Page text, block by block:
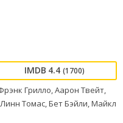
4.4 (1700)
Грилло, Аарон Твейт,
Томас, Бет Бэйли, Майкл